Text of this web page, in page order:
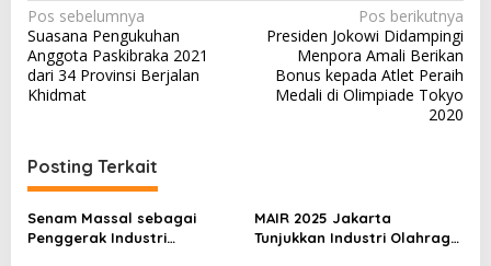
N
a
v
i
a
s
i
Pos sebelumnya
Suasana Pengukuhan
Anggota Paskibraka 2021
dari 34 Provinsi Berjalan
Khidmat
Pos berikutnya
Presiden Jokowi Didampingi
Menpora Amali Berikan
Bonus kepada Atlet Peraih
Medali di Olimpiade Tokyo
2020
Posting Terkait
Senam Massal sebagai
Penggerak Industri
MAIR 2025 Jakarta
Tunjukkan Industri Olahraga